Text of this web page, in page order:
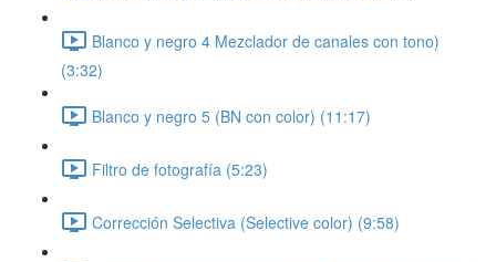
Blanco y negro 4 Mezclador de canales con tono)
(3:32)
Blanco y negro 5 (BN con color) (11:17)
Filtro de fotografía (5:23)
Corrección Selectiva (Selective color) (9:58)